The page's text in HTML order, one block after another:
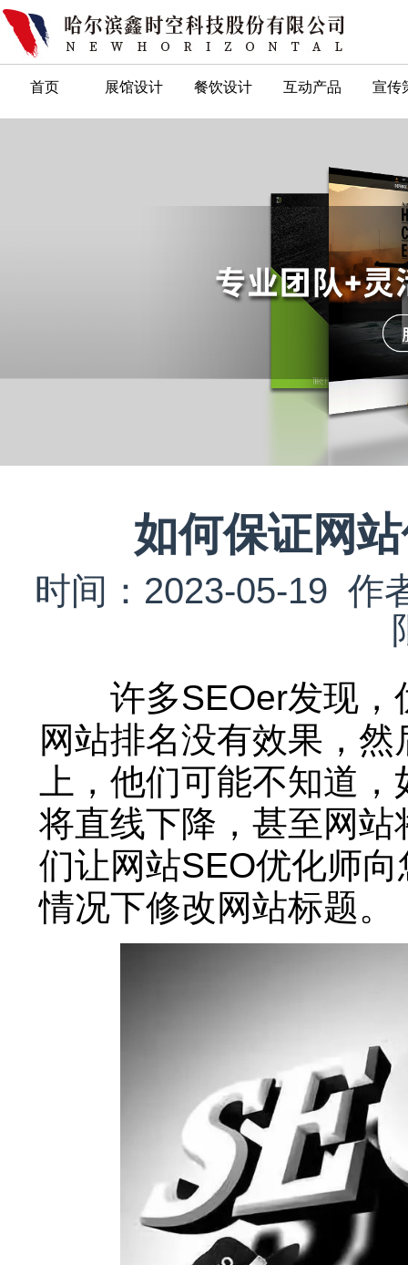
首页 展馆设计 餐饮设计 互动产品 宣传
如何保证网
时间：2023-05-19 作
许多SEOer发现，
网站排名没有效果，
上，他们可能不知道
将直线下降，甚至网
们让网站SEO优化师
情况下修改网站标题。